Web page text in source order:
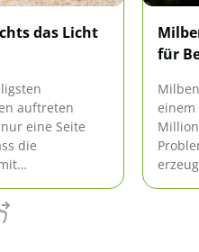
das Licht
auftreten
eine Seite
die
Kampf
vertreiben,
für
einem